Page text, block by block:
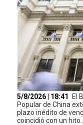
5/8/2026 | 18:41
El
Popular de China
plazo inédito de
coincidió con un